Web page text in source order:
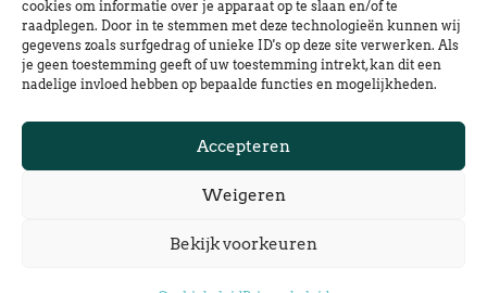
cookies om informatie over je apparaat op te slaan en/of te
raadplegen. Door in te stemmen met deze technologieën kunnen wij
gegevens zoals surfgedrag of unieke ID's op deze site verwerken. Als
je geen toestemming geeft of uw toestemming intrekt, kan dit een
nadelige invloed hebben op bepaalde functies en mogelijkheden.
Accepteren
Weigeren
Bekijk voorkeuren
Mail ons
© 2024 Houtbouw Lente | Proudly created by